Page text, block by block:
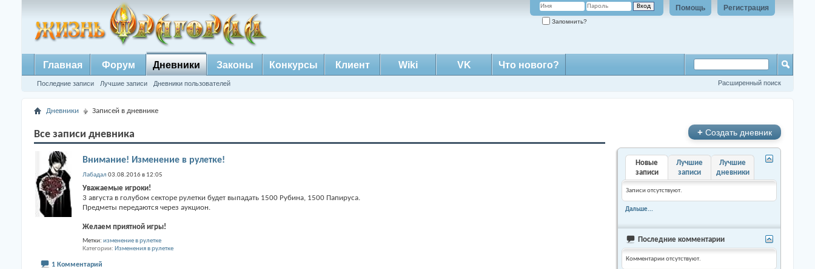
Регистрация
Помощь
Запомнить?
Главная Форум Дневники
Последние записи Лучшие записи Дневники пользователей
Законы Конкурсы Клиент Wiki VK Что нового?
Расширенный поиск
Дневники Записей в дневнике
Все записи дневника
Внимание! Изменение в рулетке!
Лабадал 03.08.2016 в 12:05
Уважаемые игроки!
3 августа в голубом секторе рулетки будет выпадать 1500 Рубина, 1500 Папируса.
Предметы передаются через аукцион.
Желаем приятной игры!
Метки: изменение в рулетке
Категории Изменения в рулетке
1 Комментарий
+ Создать дневник
Новые
записи
Лучшие
записи
Лучшие
дневники
Записи отсутствуют.
Дальше...
Последние комментарии
Комментарии отсутствуют.